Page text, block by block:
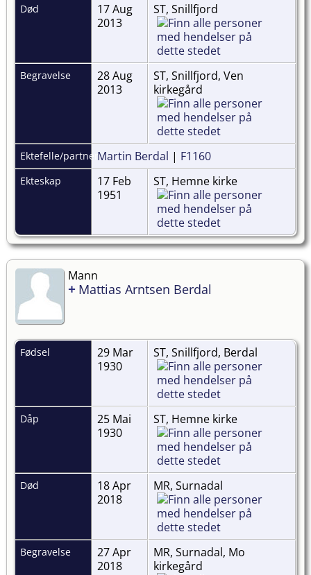
Død
17 Aug
2013
ST, Snillfjord
Begravelse
28 Aug
2013
ST, Snillfjord, Ven
kirkegård
Ektefelle/partnerMartin Berdal | F1160
Ekteskap
17 Feb
1951
ST, Hemne kirke
Mann
+ Mattias Arntsen Berdal
Fødsel
29 Mar
1930
ST, Snillfjord, Berdal
Dåp
25 Mai
1930
ST, Hemne kirke
Død
18 Apr
2018
MR, Surnadal
Begravelse
27 Apr
2018
MR, Surnadal, Mo
kirkegård